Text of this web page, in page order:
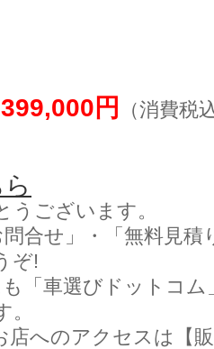
399,000円 （消費税
うございます。
合せ」・「無料見積
ぞ!
「車選びドットコ
店へのアクセスは【